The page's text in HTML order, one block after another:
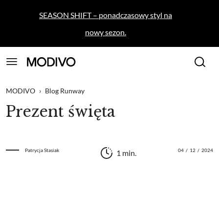
SEASON SHIFT – ponadczasowy styl na
nowy sezon.
MODIVO › Blog Runway
Prezent święta
Patrycja Stasiak 1 min. 04 / 12 / 2024